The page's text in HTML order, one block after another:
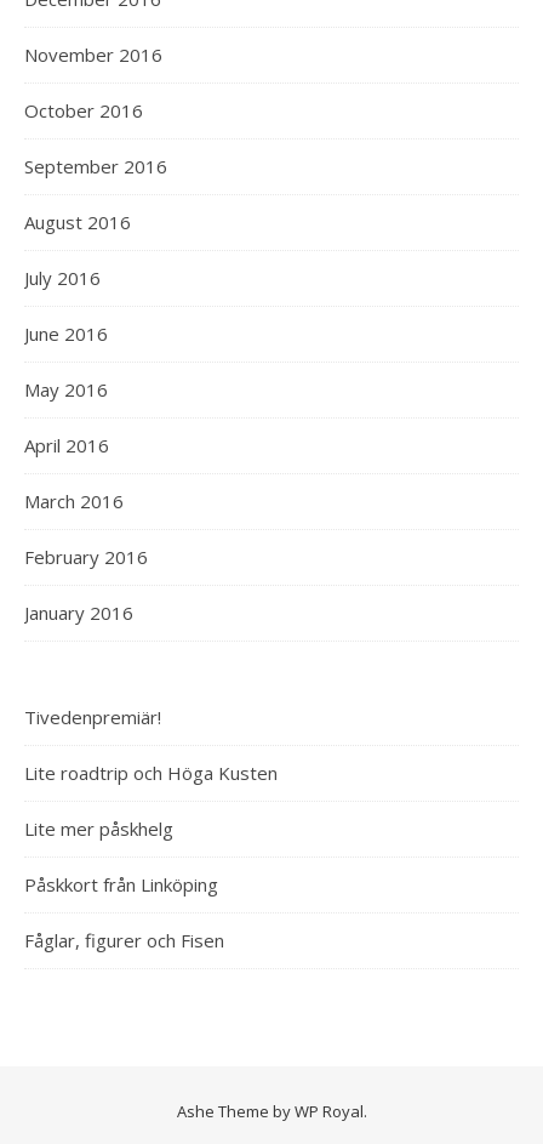
November 2016
October 2016
September 2016
August 2016
July 2016
June 2016
May 2016
April 2016
March 2016
February 2016
January 2016
Tivedenpremiär!
Lite roadtrip och Höga Kusten
Lite mer påskhelg
Påskkort från Linköping
Fåglar, figurer och Fisen
Ashe Theme byWP Royal.